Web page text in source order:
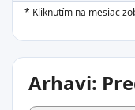
* Kliknutím na mesiac
Arhavi: